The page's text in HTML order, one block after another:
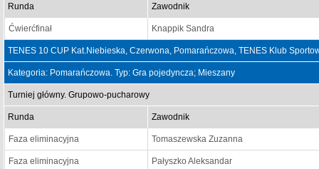
Runda Zawodnik
Ćwierćfinał Knappik Sandra
TENES 10 CUP Kat.Niebieska, Czerwona, Pomarańczowa, TENES Klub
Kategoria: Pomarańczowa. Typ: Gra pojedyncza; Mieszany
Turniej główny. Grupowo-pucharowy
Runda Zawodnik
Faza eliminacyjna Tomaszewska Zuzanna
Faza eliminacyjna Pałyszko Aleksandar